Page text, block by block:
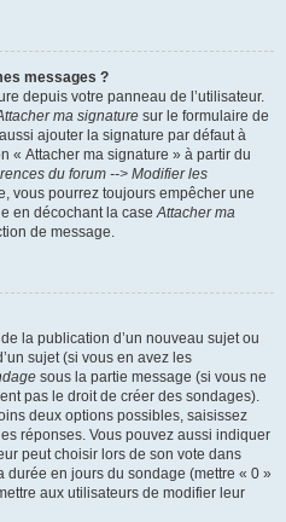
messages ?
depuis votre panneau de l’utilisateur.
ma signature sur le formulaire de
ajouter la signature par défaut à
« Attacher ma signature » à partir du
du forum --> Modifier les
vous pourrez toujours empêcher une
en décochant la caseAttacher ma
de message.
la publication d’un nouveau sujet ou
sujet (si vous en avez les
sous la partie message (si vous ne
pas le droit de créer des sondages).
deux options possibles, saisissez
réponses. Vous pouvez aussi indiquer
peut choisir lors de son vote dans
durée en jours du sondage (mettre « 0 »
aux utilisateurs de modifier leur